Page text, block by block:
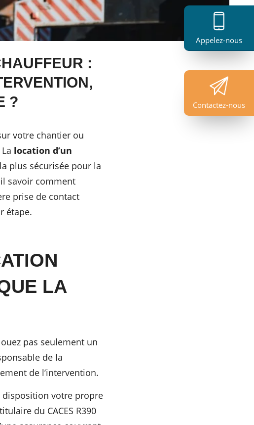
Appelez-nous
Contactez-nous
:
?
votre chantier ou
location d’un
plus sécurisée pour la
savoir comment
prise de contact
étape.
LA
pas seulement un
de la
de l’intervention.
disposition votre propre
du CACES R390